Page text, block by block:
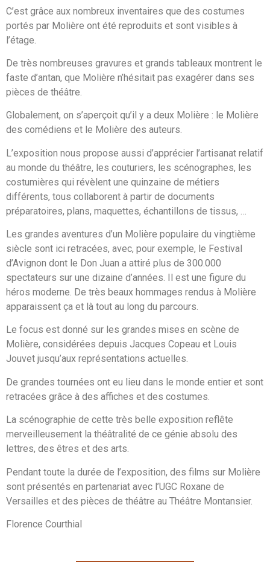
C’est grâce aux nombreux inventaires que des costumes
portés par Molière ont été reproduits et sont visibles à
l’étage.
De très nombreuses gravures et grands tableaux montrent le
faste d’antan, que Molière n’hésitait pas exagérer dans ses
pièces de théâtre.
Globalement, on s’aperçoit qu’il y a deux Molière : le Molière
des comédiens et le Molière des auteurs.
L’exposition nous propose aussi d’apprécier l’artisanat relatif
au monde du théâtre, les couturiers, les scénographes, les
costumières qui révèlent une quinzaine de métiers
différents, tous collaborent à partir de documents
préparatoires, plans, maquettes, échantillons de tissus, …
Les grandes aventures d’un Molière populaire du vingtième
siècle sont ici retracées, avec, pour exemple, le Festival
d’Avignon dont le Don Juan a attiré plus de 300.000
spectateurs sur une dizaine d’années. Il est une figure du
héros moderne. De très beaux hommages rendus à Molière
apparaissent ça et là tout au long du parcours.
Le focus est donné sur les grandes mises en scène de
Molière, considérées depuis Jacques Copeau et Louis
Jouvet jusqu’aux représentations actuelles.
De grandes tournées ont eu lieu dans le monde entier et sont
retracées grâce à des affiches et des costumes.
La scénographie de cette très belle exposition reflête
merveilleusement la théâtralité de ce génie absolu des
lettres, des êtres et des arts.
Pendant toute la durée de l’exposition, des films sur Molière
sont présentés en partenariat avec l’UGC Roxane de
Versailles et des pièces de théâtre au Théâtre Montansier.
Florence Courthial